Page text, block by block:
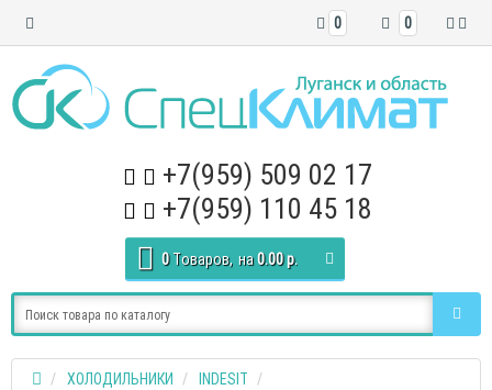
0
0
+7(959) 509 02 17
+7(959) 110 45 18
0 Tоваров, на0.00 р.
ХОЛОДИЛЬНИКИ
INDESIT